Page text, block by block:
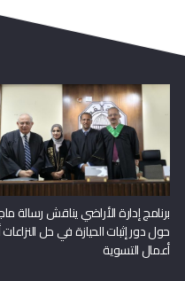
برنامج إدارة الأراضي يناقش رسالة
حول دور إثبات الحيازة في حل النزاعات
أعمال التسوية